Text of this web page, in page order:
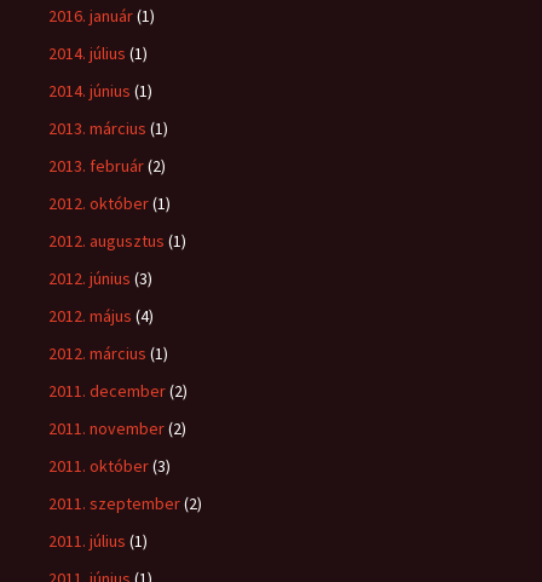
2016. január(1)
2014. július (1)
2014. június (1)
2013. március (1)
2013. február(2)
2012. október(1)
2012. augusztus (1)
2012. június (3)
2012. május (4)
2012. március (1)
2011. december(2)
2011. november(2)
2011. október(3)
2011. szeptember(2)
2011. július (1)